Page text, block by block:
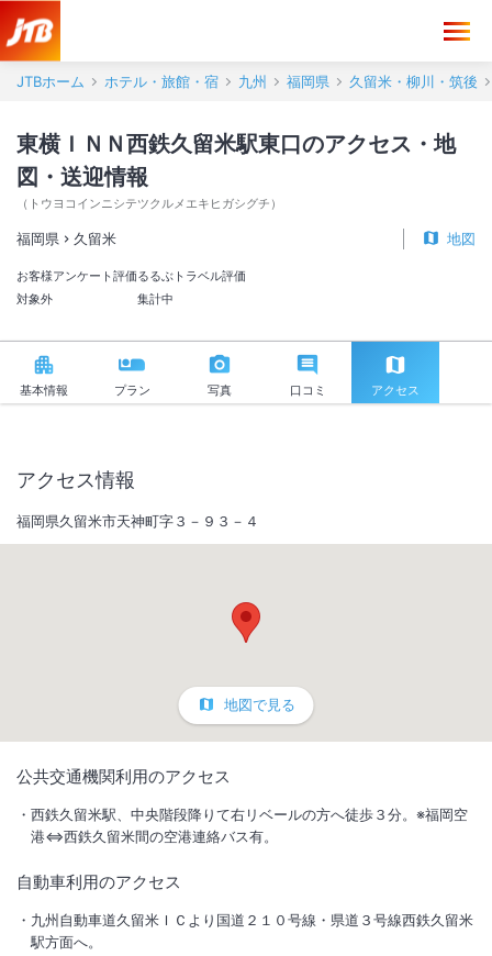
JTBホーム ホテル・旅館・宿 九州 福岡県 久留米・柳川・筑後
東横ＩＮＮ西鉄久留米駅東口のアクセス・地
図・送迎情報
（ トウヨコインニシテツクルメエキヒガシグチ ）
福岡県 久留米 地図
お客様アンケート評価
対象外
るるぶトラベル評価
集計中
基本情報 プラン 写真 口コミ アクセス
ク！ドームや天神へのアクセスも◎ 朝食無料サービス☆
INチェックイン
15:00/ OUT
アクセス情報
福岡県久留米市天神町字３－９３－４
地図で見る
公共交通機関利用のアクセス
西鉄久留米駅、中央階段降りて右リベールの方へ徒歩３分。※福岡空
港⇔西鉄久留米間の空港連絡バス有。
自動車利用のアクセス
九州自動車道久留米ＩＣより国道２１０号線・県道３号線西鉄久留米
駅方面へ。